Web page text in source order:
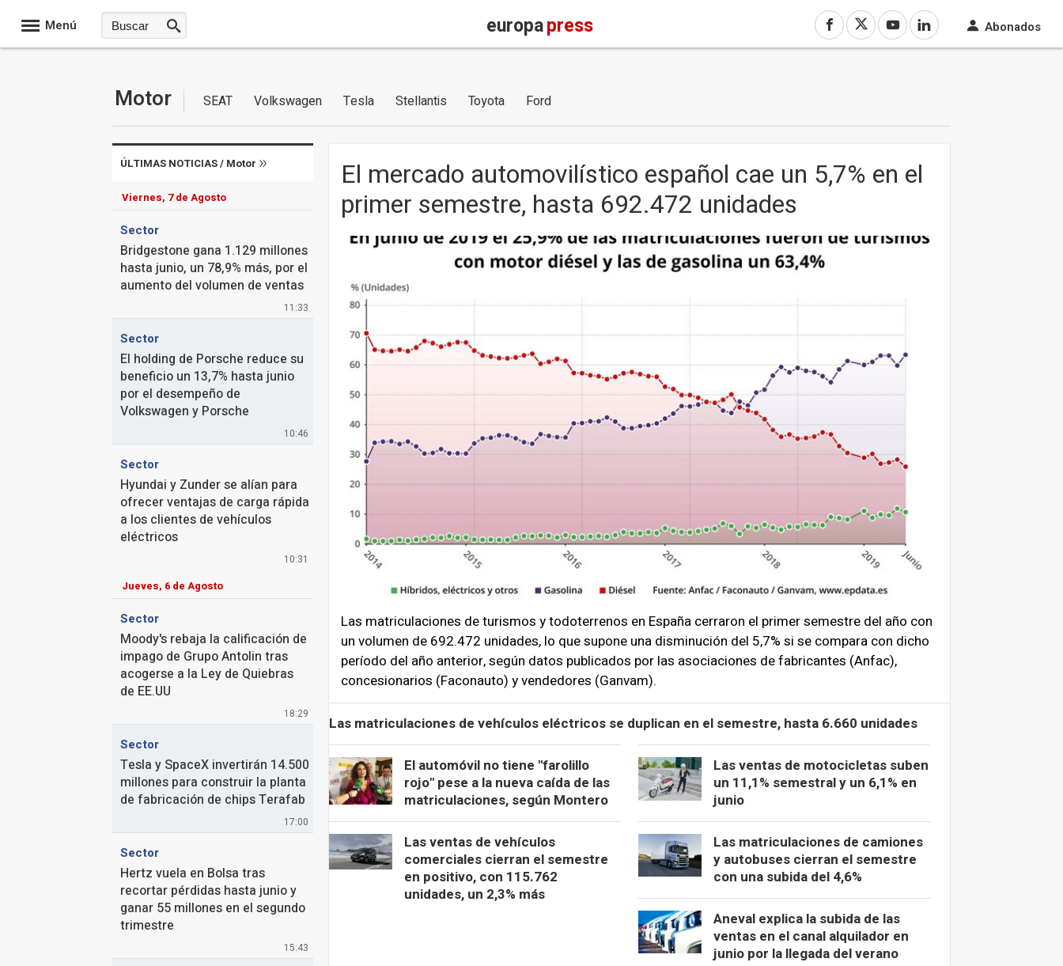
Menú europapress Abonados
Motor SEAT Volkswagen Tesla Stellantis Toyota Ford
ÚLTIMAS NOTICIAS / Motor
Viernes, 7 de Agosto
11:33
Sector
Bridgestone gana 1.129 millones
hasta junio, un 78,9% más, por el
aumento del volumen de ventas
10:46
Sector
El holding de Porsche reduce su
beneficio un 13,7% hasta junio
por el desempeño de
Volkswagen y Porsche
10:31
Sector
Hyundai y Zunder se alían para
ofrecer ventajas de carga rápida
a los clientes de vehículos
eléctricos
Jueves, 6 de Agosto
18:29
Sector
Moody's rebaja la calificación de
impago de Grupo Antolin tras
acogerse a la Ley de Quiebras
de EE.UU
17:00
Sector
Tesla y SpaceX invertirán 14.500
millones para construir la planta
de fabricación de chips Terafab
15:43
Sector
Hertz vuela en Bolsa tras
recortar pérdidas hasta junio y
ganar 55 millones en el segundo
trimestre
El mercado automovilístico español cae un 5,7% en el
primer semestre, hasta 692.472 unidades
Las matriculaciones de turismos y todoterrenos en España cerraron el primer semestre del año con
un volumen de 692.472 unidades, lo que supone una disminución del 5,7% si se compara con dicho
período del año anterior, según datos publicados por las asociaciones de fabricantes (Anfac),
concesionarios (Faconauto) y vendedores (Ganvam).
Las matriculaciones de vehículos eléctricos se duplican en el semestre, hasta 6.660 unidades
El automóvil no tiene "farolillo
rojo" pese a la nueva caída de las
matriculaciones, según Montero
Las ventas de motocicletas suben
un 11,1% semestral y un 6,1% en
junio
Las ventas de vehículos
comerciales cierran el semestre
en positivo, con 115.762
unidades, un 2,3% más
Las matriculaciones de camiones
y autobuses cierran el semestre
con una subida del 4,6%
Aneval explica la subida de las
ventas en el canal alquilador en
junio por la llegada del verano